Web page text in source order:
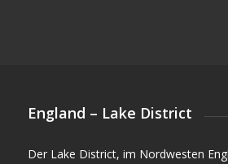
England – Lake District
Der Lake District, im Nordwesten